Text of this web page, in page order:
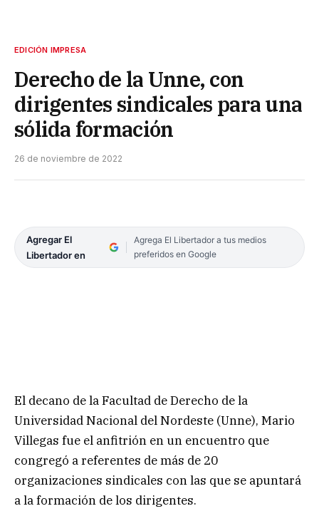
EDICIÓN IMPRESA
Derecho de la Unne, con
dirigentes sindicales para una
sólida formación
26 de noviembre de 2022
Agregar El
Libertador en
Agrega El Libertador a tus medios
preferidos en Google
El decano de la Facultad de Derecho de la
Universidad Nacional del Nordeste (Unne), Mario
Villegas fue el anfitrión en un encuentro que
congregó a referentes de más de 20
organizaciones sindicales con las que se apuntará
a la formación de los dirigentes.